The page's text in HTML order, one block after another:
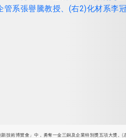
技術博覽會」中，勇奪一金三銅及企業特別獎五項大獎。(